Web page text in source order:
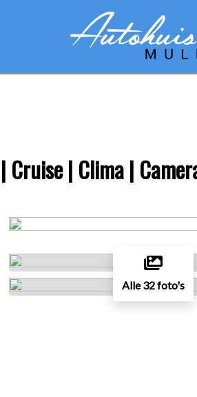
Cruise | Clima |
Alle 32 foto's